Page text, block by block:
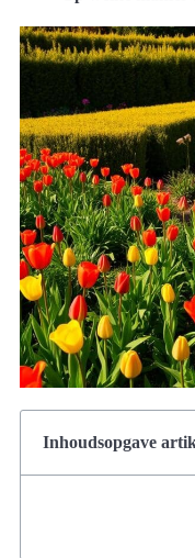
Inhoudsopgave